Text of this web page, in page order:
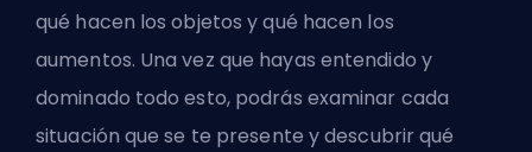
qué hacen los objetos y qué hacen los
aumentos. Una vez que hayas entendido y
dominado todo esto, podrás examinar cada
situación que se te presente y descubrir qué